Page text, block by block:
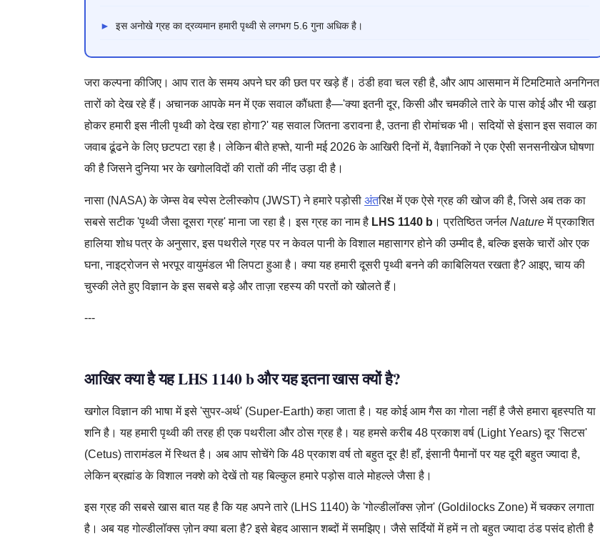
► इस अनोखे ग्रह का द्रव्यमान हमारी पृथ्वी से लगभग 5.6 गुना अधिक है।
जरा कल्पना कीजिए। आप रात के समय अपने घर की छत पर खड़े हैं। ठंडी हवा चल रही है, और आप आसमान में टिमटिमाते अनगिनत
तारों को देख रहे हैं। अचानक आपके मन में एक सवाल कौंधता है—'क्या इतनी दूर, किसी और चमकीले तारे के पास कोई और भी खड़ा
होकर हमारी इस नीली पृथ्वी को देख रहा होगा?' यह सवाल जितना डरावना है, उतना ही रोमांचक भी। सदियों से इंसान इस सवाल का
जवाब ढूंढने के लिए छटपटा रहा है। लेकिन बीते हफ्ते, यानी मई 2026 के आखिरी दिनों में, वैज्ञानिकों ने एक ऐसी सनसनीखेज घोषणा
की है जिसने दुनिया भर के खगोलविदों की रातों की नींद उड़ा दी है।
नासा (NASA) के जेम्स वेब स्पेस टेलीस्कोप (JWST) ने हमारे पड़ोसी अंतरिक्ष में एक ऐसे ग्रह की खोज की है, जिसे अब तक का
सबसे सटीक 'पृथ्वी जैसा दूसरा ग्रह' माना जा रहा है। इस ग्रह का नाम है LHS 1140 b । प्रतिष्ठित जर्नल Natureमें प्रकाशित
हालिया शोध पत्र के अनुसार, इस पथरीले ग्रह पर न केवल पानी के विशाल महासागर होने की उम्मीद है, बल्कि इसके चारों ओर एक
घना, नाइट्रोजन से भरपूर वायुमंडल भी लिपटा हुआ है। क्या यह हमारी दूसरी पृथ्वी बनने की काबिलियत रखता है? आइए, चाय की
चुस्की लेते हुए विज्ञान के इस सबसे बड़े और ताज़ा रहस्य की परतों को खोलते हैं।
---
आखिर क्या है यह LHS 1140 b और यह इतना खास क्यों है?
खगोल विज्ञान की भाषा में इसे 'सुपर-अर्थ' (Super-Earth) कहा जाता है। यह कोई आम गैस का गोला नहीं है जैसे हमारा बृहस्पति या
शनि है। यह हमारी पृथ्वी की तरह ही एक पथरीला और ठोस ग्रह है। यह हमसे करीब 48 प्रकाश वर्ष (Light Years) दूर 'सिटस'
(Cetus) तारामंडल में स्थित है। अब आप सोचेंगे कि 48 प्रकाश वर्ष तो बहुत दूर है! हाँ, इंसानी पैमानों पर यह दूरी बहुत ज्यादा है,
लेकिन ब्रह्मांड के विशाल नक्शे को देखें तो यह बिल्कुल हमारे पड़ोस वाले मोहल्ले जैसा है।
इस ग्रह की सबसे खास बात यह है कि यह अपने तारे (LHS 1140) के 'गोल्डीलॉक्स ज़ोन' (Goldilocks Zone) में चक्कर लगाता
है। अब यह गोल्डीलॉक्स ज़ोन क्या बला है? इसे बेहद आसान शब्दों में समझिए। जैसे सर्दियों में हमें न तो बहुत ज्यादा ठंड पसंद होती है